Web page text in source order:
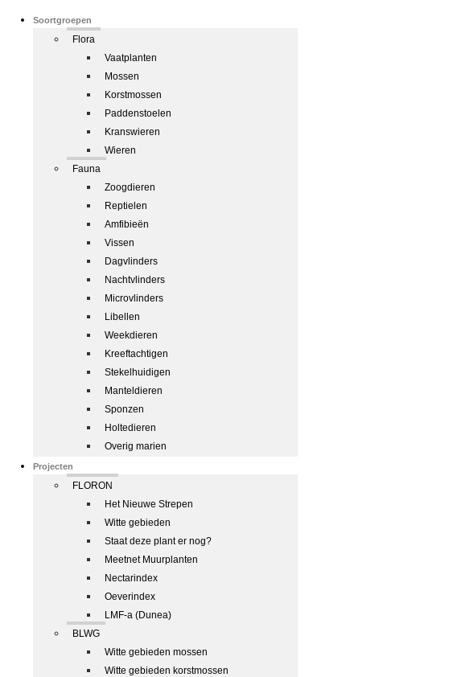
Soortgroepen
Flora
Vaatplanten
Mossen
Korstmossen
Paddenstoelen
Kranswieren
Wieren
Fauna
Zoogdieren
Reptielen
Amfibieën
Vissen
Dagvlinders
Nachtvlinders
Microvlinders
Libellen
Weekdieren
Kreeftachtigen
Stekelhuidigen
Manteldieren
Sponzen
Holtedieren
Overig marien
Projecten
FLORON
Het Nieuwe Strepen
Witte gebieden
Staat deze plant er nog?
Meetnet Muurplanten
Nectarindex
Oeverindex
LMF-a (Dunea)
BLWG
Witte gebieden mossen
Witte gebieden korstmossen